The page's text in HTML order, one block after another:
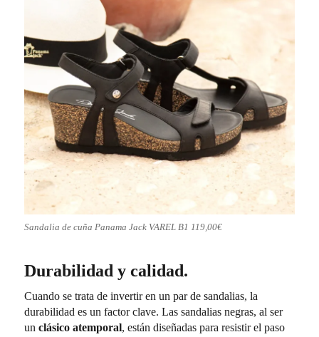
Sandalia de cuña Panama Jack VAREL B1 119,00€
Durabilidad y calidad.
Cuando se trata de invertir en un par de sandalias, la
durabilidad es un factor clave. Las sandalias negras, al ser
unclásico atemporal, están diseñadas para resistir el paso